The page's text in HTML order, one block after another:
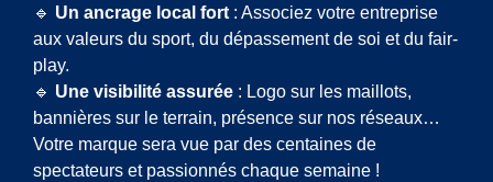
🔹 Un ancrage local fort : Associez votre entreprise
aux valeurs du sport, du dépassement de soi et du fair-
play.
🔹 Une visibilité assurée : Logo sur les maillots,
bannières sur le terrain, présence sur nos réseaux…
Votre marque sera vue par des centaines de
spectateurs et passionnés chaque semaine !